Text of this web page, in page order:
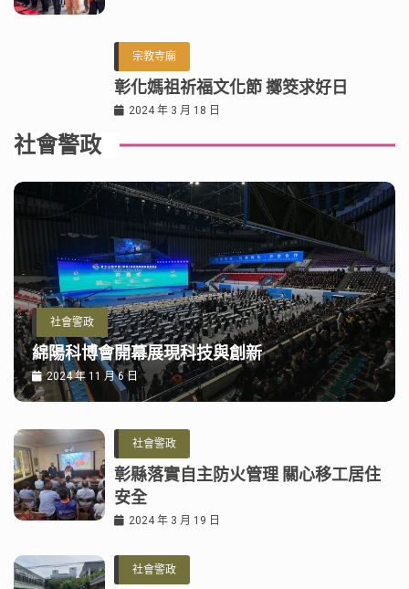
宗教寺廟
彰化媽祖祈福文化節 擲筊求好日
2024 年 3 月 18 日
社會警政
社會警政
綿陽科博會開幕展現科技與創新
2024 年 11 月 6 日
社會警政
彰縣落實自主防火管理 關心移工居住
安全
2024 年 3 月 19 日
社會警政